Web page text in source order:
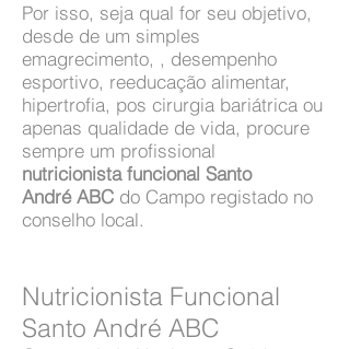
Por isso, seja qual for seu objetivo,
desde de um simples
emagrecimento, , desempenho
esportivo, reeducação alimentar,
hipertrofia, pos cirurgia bariátrica ou
apenas qualidade de vida, procure
sempre um profissional
nutricionista funcional Santo
André ABC do Campo registado no
conselho local.
Nutricionista Funcional
Santo André ABC